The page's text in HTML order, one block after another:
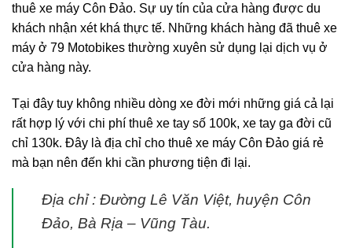
thuê xe máy Côn Đảo. Sự uy tín của cửa hàng được du
khách nhận xét khá thực tế. Những khách hàng đã thuê xe
máy ở 79 Motobikes thường xuyên sử dụng lại dịch vụ ở
cửa hàng này.
Tại đây tuy không nhiều dòng xe đời mới những giá cả lại
rất hợp lý với chi phí thuê xe tay số 100k, xe tay ga đời cũ
chỉ 130k. Đây là địa chỉ cho thuê xe máy Côn Đảo giá rẻ
mà bạn nên đến khi cần phương tiện đi lại.
Địa chỉ : Đường Lê Văn Việt, huyện Côn
Đảo, Bà Rịa – Vũng Tàu.